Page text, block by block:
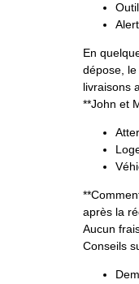
En
dépose,
livraisons
**John et
après la
Aucun
Conseils